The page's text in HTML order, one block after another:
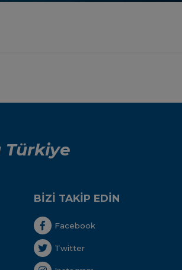
Türkiye
BİZİ TAKİP EDİN
Facebook
Twitter